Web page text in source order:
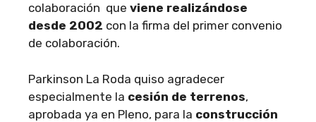
colaboración que viene realizándose
desde 2002 con la firma del primer convenio
de colaboración.
Parkinson La Roda quiso agradecer
especialmente la cesión de terrenos,
aprobada ya en Pleno, para la construcción